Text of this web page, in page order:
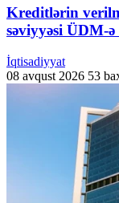
Kreditlərin
səviyyəsi ÜDM-
İqtisadiyyat
08 avqust 2026 53